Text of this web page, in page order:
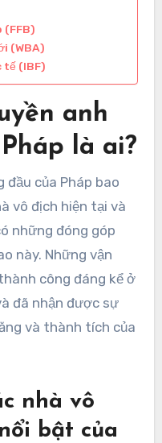
(FFB)
(WBA)
tế (IBF)
anh
là ai?
đầu của Pháp bao
vô địch hiện tại và
những đóng góp
này. Những vận
công đáng kể ở
đã nhận được sự
và thành tích của
nhà vô
bật của